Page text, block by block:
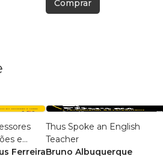
Comprar
e
de
Ferreira
Thus Spoke an English
Teacher
Bruno Albuquerque